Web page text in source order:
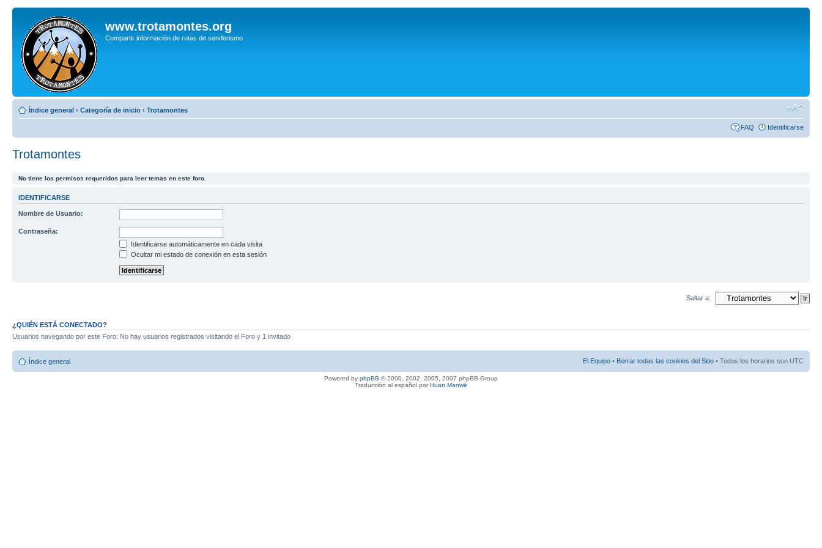
www.trotamontes.org
Compartir información de rutas de senderismo
Índice general ‹ Categoría de inicio ‹ Trotamontes
FAQ Identificarse
Trotamontes
No tiene los permisos requeridos para leer temas en este foro.
IDENTIFICARSE
Nombre de Usuario:
Contraseña:
Identificarse automáticamente en cada visita
Ocultar mi estado de conexión en esta sesión
Saltar a:
¿QUIÉN ESTÁ CONECTADO?
Usuarios navegando por este Foro: No hay usuarios registrados visitando el Foro y 1 invitado
Índice general El Equipo • Borrar todas las cookies del Sitio • Todos los horarios son UTC
Powered by phpBB © 2000, 2002, 2005, 2007 phpBB Group
Traducción al español porHuan Manwë